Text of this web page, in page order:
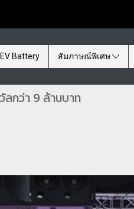
EV Battery สัมภาษณ์พิเศษ
ลกว่า 9 ล้านบาท